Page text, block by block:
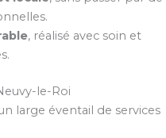
, réalisé avec soin et
le-Roi
large éventail de services